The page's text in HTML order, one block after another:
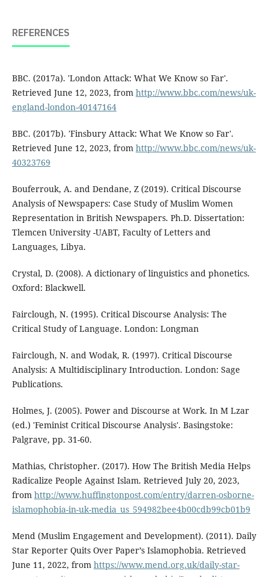
REFERENCES
BBC. (2017a). 'London Attack: What We Know so Far'.
Retrieved June 12, 2023, from http://www.bbc.com/news/uk-
england-london-40147164
BBC. (2017b). 'Finsbury Attack: What We Know so Far'.
Retrieved June 12, 2023, from http://www.bbc.com/news/uk-
40323769
Bouferrouk, A. and Dendane, Z (2019). Critical Discourse
Analysis of Newspapers: Case Study of Muslim Women
Representation in British Newspapers. Ph.D. Dissertation:
Tlemcen University -UABT, Faculty of Letters and
Languages, Libya.
Crystal, D. (2008). A dictionary of linguistics and phonetics.
Oxford: Blackwell.
Fairclough, N. (1995). Critical Discourse Analysis: The
Critical Study of Language. London: Longman
Fairclough, N. and Wodak, R. (1997). Critical Discourse
Analysis: A Multidisciplinary Introduction. London: Sage
Publications.
Holmes, J. (2005). Power and Discourse at Work. In M Lzar
(ed.) 'Feminist Critical Discourse Analysis'. Basingstoke:
Palgrave, pp. 31-60.
Mathias, Christopher. (2017). How The British Media Helps
Radicalize People Against Islam. Retrieved July 20, 2023,
from http://www.huffingtonpost.com/entry/darren-osborne-
islamophobia-in-uk-media_us_594982bee4b00cdb99cb01b9
Mend (Muslim Engagement and Development). (2011). Daily
Star Reporter Quits Over Paper’s Islamophobia. Retrieved
June 11, 2022, from https://www.mend.org.uk/daily-star-